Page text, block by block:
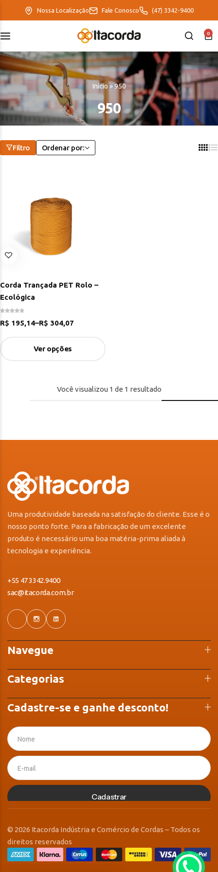
Nossa Localização Fale Conosco (47) 3342-9400
0
Início »950
950
Filtro Ordenar por:
Corda Trançada PET Rolo –
Ecológica
R$ 195,14–R$ 304,07
Ver opções
Você visualizou 1 de 1 resultado
Uma produtividade baseada na satisfação do cliente. Esse é o
nosso ponto forte. Para a fabricação de um excelente
produto é necessário uma boa matéria-prima aliada à
tecnologia e experiência.
+55 47 3342.9400
sac@itacorda.com.br
Navegue
Categorias
Cadastre-se e ganhe desconto!
Cadastrar
© 2026 Itacorda Indústria e Comércio de Cordas – Todos os
direitos reservados
EcoFriendly
ItaMaxx